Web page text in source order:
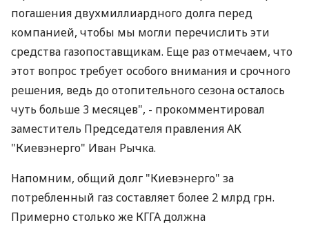
погашения двухмиллиардного долга перед
компанией, чтобы мы могли перечислить эти
средства газопоставщикам. Еще раз отмечаем, что
этот вопрос требует особого внимания и срочного
решения, ведь до отопительного сезона осталось
чуть больше 3 месяцев", - прокомментировал
заместитель Председателя правления АК
"Киевэнерго" Иван Рычка.
Напомним, общий долг "Киевэнерго" за
потребленный газ составляет более 2 млрд грн.
Примерно столько же КГГА должна